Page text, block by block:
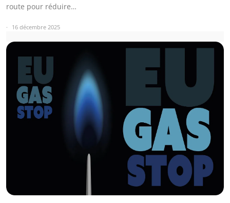
route pour réduire…
16 décembre 2025